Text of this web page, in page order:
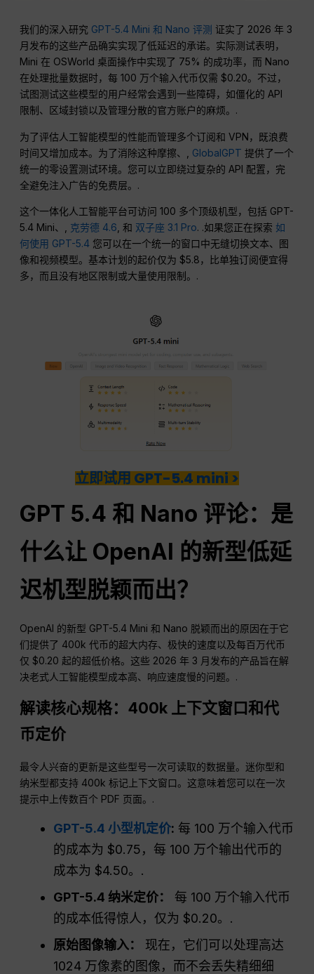
我们的深入研究 GPT-5.4 Mini 和 Nano 评测 证实了 2026 年 3
月发布的这些产品确实实现了低延迟的承诺。实际测试表明，
Mini 在 OSWorld 桌面操作中实现了 75% 的成功率，而 Nano
在处理批量数据时，每 100 万个输入代币仅需 $0.20。不过，
试图测试这些模型的用户经常会遇到一些障碍，如僵化的 API
限制、区域封锁以及管理分散的官方账户的麻烦。.
为了评估人工智能模型的性能而管理多个订阅和 VPN，既浪费
时间又增加成本。为了消除这种摩擦、, GlobalGPT 提供了一个
统一的零设置测试环境。您可以立即绕过复杂的 API 配置，完
全避免注入广告的免费层。.
这个一体化人工智能平台可访问 100 多个顶级机型，包括 GPT-
5.4 Mini、, 克劳德 4.6 , 和 双子座 3.1 Pro. .如果您正在探索如
何使用 GPT-5.4 您可以在一个统一的窗口中无缝切换文本、图
像和视频模型。基本计划的起价仅为 $5.8，比单独订阅便宜得
多，而且没有地区限制或大量使用限制。.
立即试用 GPT-5.4 mini >
GPT 5.4 和 Nano 评论：是
什么让 OpenAI 的新型低延
迟机型脱颖而出？
OpenAI 的新型 GPT-5.4 Mini 和 Nano 脱颖而出的原因在于它
们提供了 400k 代币的超大内存、极快的速度以及每百万代币
仅 $0.20 起的超低价格。这些 2026 年 3 月发布的产品旨在解
决老式人工智能模型成本高、响应速度慢的问题。.
解读核心规格：400k 上下文窗口和代
币定价
最令人兴奋的更新是这些型号一次可读取的数据量。迷你型和
纳米型都支持 400k 标记上下文窗口。这意味着您可以在一次
提示中上传数百个 PDF 页面。.
GPT-5.4 小型机定价: 每 100 万个输入代币
的成本为 $0.75，每 100 万个输出代币的
成本为 $4.50。.
GPT-5.4 纳米定价：
每 100 万个输入代币
的成本低得惊人，仅为 $0.20。.
原始图像输入：
现在，它们可以处理高达
1024 万像素的图像，而不会丢失精细细